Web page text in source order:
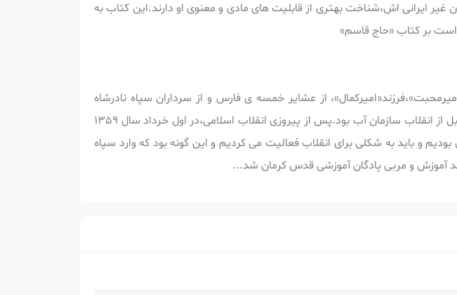
ایرانی اش،شناخت بهتری از قابلیت های مادی و معنوی او دارند.این کتاب به
است بر کتاب «حاج قاسم»
از عشایر خمسه ی فارس و از سرداران سپاه نادرشاه
افشار بود.وی متولد 1337 (تاریخ شناسنامه 1335)«قنات ملک»از توابع«بافت» است.او قبل از انقلاب سازمان آب بود.پس از پیروزی انقلاب اسلامی،در اول خرداد سال 1359
و باید به شکلی برای انقلاب فعالیت می کردیم و این گونه بود که وارد سپاه
آموزش و مربی پادگان آموزشی قدس کرمان شد...